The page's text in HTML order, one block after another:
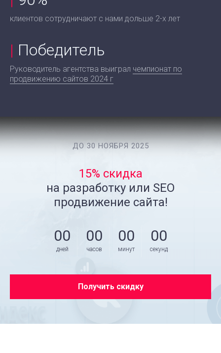
клиентов сотрудничают с нами дольше 2-х лет
| Победитель
Руководитель агентства выиграл чемпионат по
продвижению сайтов 2024 г
ДО 30 НОЯБРЯ 2025
15% скидка
на разработку или SEO
продвижение сайта!
00
дней
00
часов
00
минут
00
секунд
Получить скидку